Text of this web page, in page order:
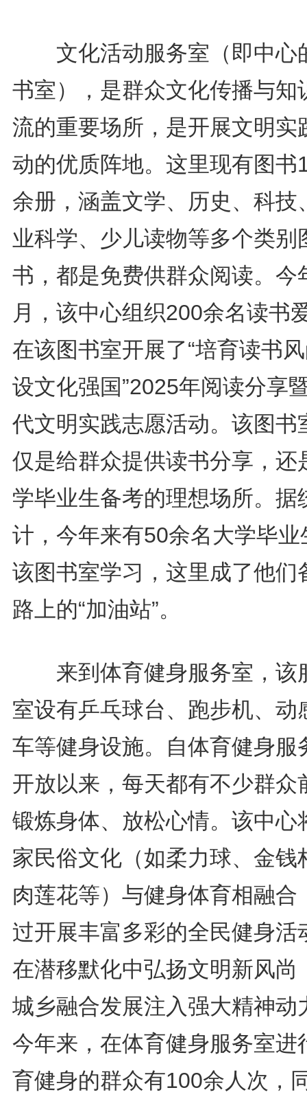
文化活动服务室（即中心
书室），是群众文化传播与知
流的重要场所，是开展文明实
动的优质阵地。这里现有图书
余册，涵盖文学、历史、科技
业科学、少儿读物等多个类别
书，都是免费供群众阅读。今
月，该中心组织200余名读书
在该图书室开展了“培育读书
设文化强国”2025年阅读分享
代文明实践志愿活动。该图书
仅是给群众提供读书分享，还
学毕业生备考的理想场所。据
计，今年来有50余名大学毕业
该图书室学习，这里成了他们
路上的“加油站”。
来到体育健身服务室，该
室设有乒乓球台、跑步机、动
车等健身设施。自体育健身服
开放以来，每天都有不少群众
锻炼身体、放松心情。该中心
家民俗文化（如柔力球、金钱
肉莲花等）与健身体育相融合
过开展丰富多彩的全民健身活
在潜移默化中弘扬文明新风尚
城乡融合发展注入强大精神动
今年来，在体育健身服务室进
育健身的群众有100余人次，